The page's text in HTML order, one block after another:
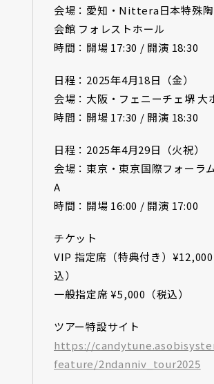
会場：愛知・Nittera日本特殊
会館 フォレストホール
時間：開場 17:30 / 開演 18:30
日程：2025年4月18日（金）
会場：大阪・フェニーチェ堺 大
時間：開場 17:30 / 開演 18:30
日程：2025年4月29日（火祝）
会場：東京・東京国際フォーラ
A
時間：開場 16:00 / 開演 17:00
チケット
VIP 指定席（特典付き）
込）
一般指定席 ¥5,000（税込）
ツアー特設サイト
https://
feature/2ndanniv_tour2025